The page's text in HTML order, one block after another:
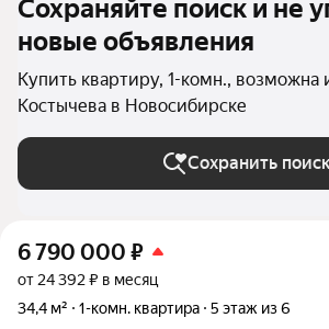
Сохраняйте поиск и не
новые объявления
Купить квартиру, 1-комн., возможна
Костычева в Новосибирске
Сохранить
6 790 000 ₽
от 24 392 ₽ в месяц
34,4 м²
1-комн. квартира 5 этаж из 6